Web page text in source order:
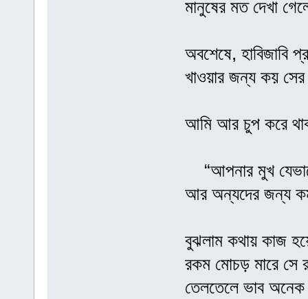
মানুষের মত দেখা
অবশেষে, হাবিজাবি
খাওয়ার জন্য কয় সের
আমি আর চুপ করে
“আপনার মুখ
আর অন্যদের জন্য
বুঝলাম কথায় কাজ
রকম মোচড় মারে সে
তেলতেলে ভাব